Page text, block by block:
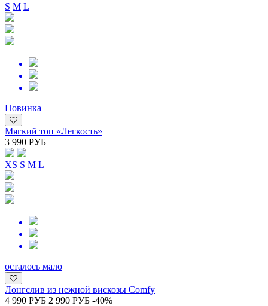
S M L
Новинка
Мягкий топ «Легкость»
3 990 РУБ
XS S M L
осталось мало
Лонгслив из нежной вискозы Comfy
4 990 РУБ 2 990 РУБ -40%